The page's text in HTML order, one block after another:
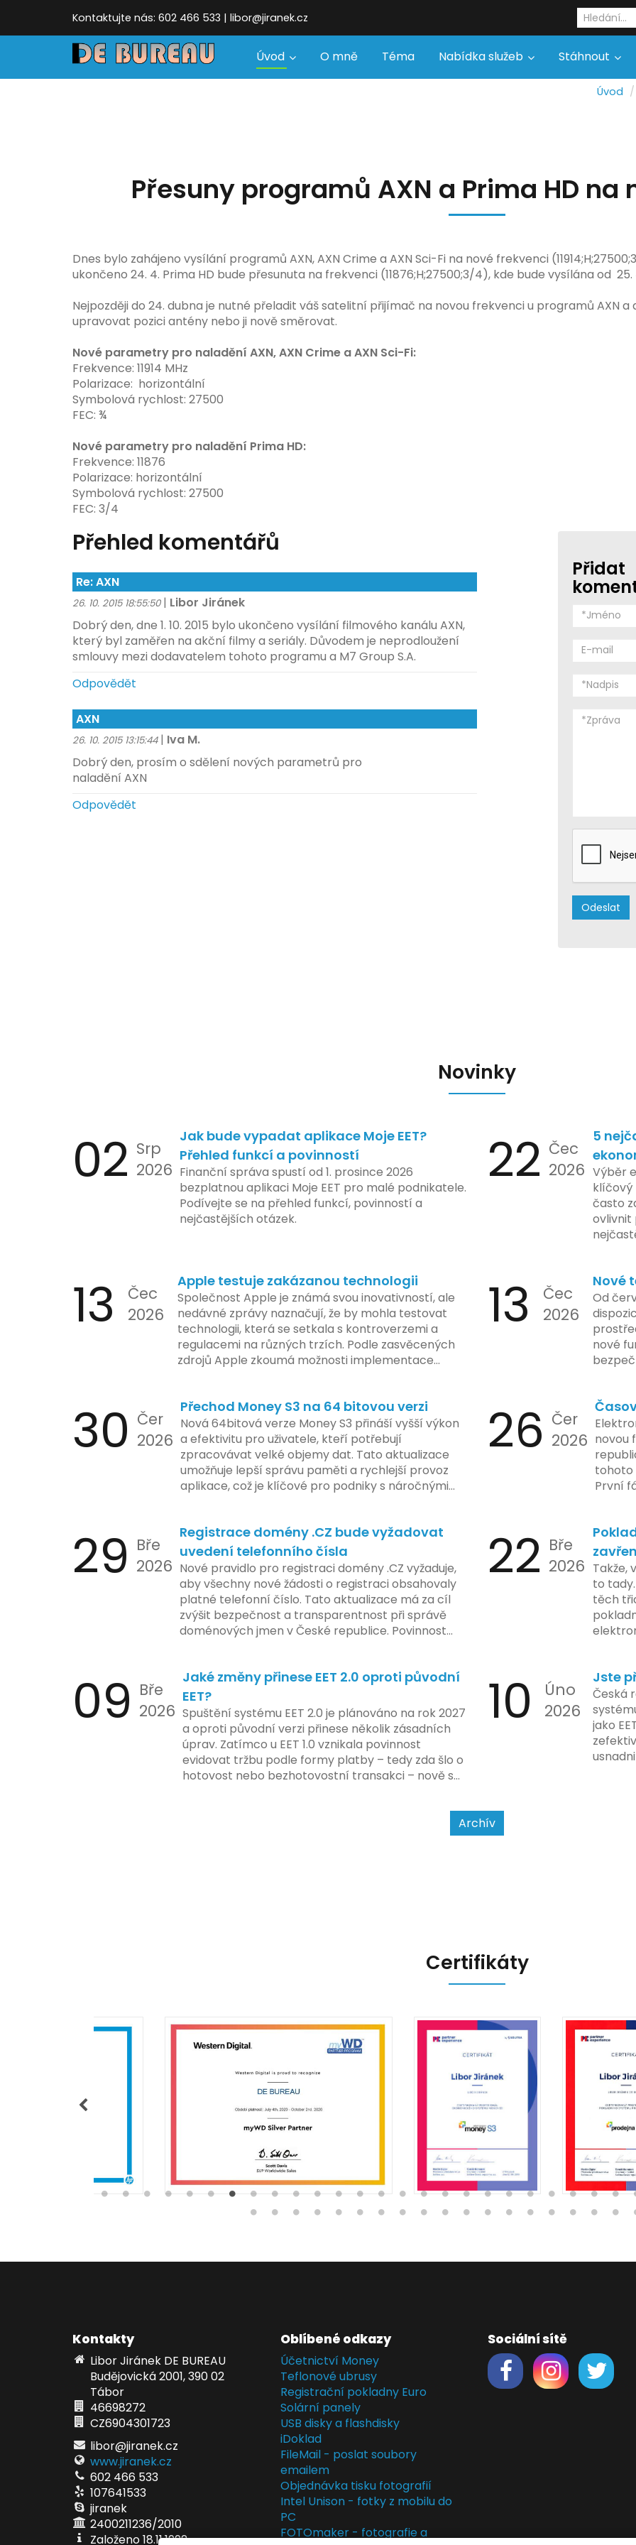
Kontaktujte nás: 602 466 533 | libor@jiranek.cz
Úvod O mně Téma Nabídka služeb Stáhnout
Úvod
Přesuny programů AXN a Prima HD na
Dnes bylo zahájeno vysílání programů AXN, AXN Crime a AXN Sci-Fi na nové frekvenci
ukončeno 24. 4. Prima HD bude přesunuta na frekvenci (11876;H;27500;3/4), kde bude vysílána od
Nejpozději do 24. dubna je nutné přeladit váš satelitní přijímač na novou frekvenci u programů AXN a
upravovat pozici antény nebo ji nově směrovat.
Nové parametry pro naladění AXN, AXN Crime a AXN Sci-Fi:
Frekvence: 11914 MHz
Polarizace: horizontální
Symbolová rychlost: 27500
FEC: ¾
Nové parametry pro naladění Prima HD:
Frekvence: 11876
Polarizace: horizontální
Symbolová rychlost: 27500
FEC: 3/4
Přidat
Přehled komentářů
Re: AXN
26. 10. 2015 18:55:50 | Libor Jiránek
Dobrý den, dne 1. 10. 2015 bylo ukončeno vysílání filmového kanálu AXN,
který byl zaměřen na akční filmy a seriály. Důvodem je neprodloužení
smlouvy mezi dodavatelem tohoto programu a M7 Group S.A.
Odpovědět
AXN
26. 10. 2015 13:15:44 | Iva M.
Dobrý den, prosím o sdělení nových parametrů pro
naladění AXN
Odpovědět
Novinky
02 Srp
2026
Jak bude vypadat aplikace Moje EET?
Přehled funkcí a povinností
Finanční správa spustí od 1. prosince 2026
bezplatnou aplikaci Moje EET pro malé podnikatele.
Podívejte se na přehled funkcí, povinností a
nejčastějších otázek.
22 Čec
2026
5
Výběr
klíčový
často
ovlivnit
13
Čec
2026
Apple testuje zakázanou technologii
Společnost Apple je známá svou inovativností, ale
nedávné zprávy naznačují, že by mohla testovat
technologii, která se setkala s kontroverzemi a
regulacemi na různých trzích. Podle zasvěcených
zdrojů Apple zkoumá možnosti implementace
se zaměřuje na pokročilé sledování uživatelských
aktivit, což vyvolalo obavy ohledně soukromí a
ochrany dat uživatelů. Zatímco Apple tvrdí, že
veškeré jejich inovace kladou důraz na bezpečnost
a ochranu spotřebitelů, regulační orgány různých
zemí jsou na pozoru a sledují vývoj celého případu
časové ose zavedení této technologie.
13
Čec
2026
Nové
Od
nové
30 Čer
2026
Přechod Money S3 na 64 bitovou verzi
Nová 64bitová verze Money S3 přináší vyšší výkon
a efektivitu pro uživatele, kteří potřebují
zpracovávat velké objemy dat. Tato aktualizace
umožňuje lepší správu paměti a rychlejší provoz
aplikace, což je klíčové pro podniky s náročnými
26 Čer
2026 novou
tohoto
První
rámci
na
na
firmy.
2024
do
29 Bře
2026
Registrace domény .CZ bude vyžadovat
uvedení telefonního čísla
Nové pravidlo pro registraci domény .CZ vyžaduje,
aby všechny nové žádosti o registraci obsahovaly
platné telefonní číslo. Tato aktualizace má za cíl
zvýšit bezpečnost a transparentnost při správě
doménových jmen v České republice. Povinnost
stávající majitele domén při aktualizaci jejich údajů.
22 Bře
2026 Takže,
to
těch
09 Bře
2026
Jaké změny přinese EET 2.0 oproti původní
EET?
Spuštění systému EET 2.0 je plánováno na rok 2027
a oproti původní verzi přinese několik zásadních
úprav. Zatímco u EET 1.0 vznikala povinnost
evidovat tržbu podle formy platby – tedy zda šlo o
hotovost nebo bezhotovostní transakci – nově se
10
Úno
2026
Jste
Česká
jako
Archív
Certifikáty
Kontakty
Libor Jiránek DE BUREAU
Budějovická 2001, 390 02
Tábor
46698272
CZ6904301723
libor@jiranek.cz
www.jiranek.cz
602 466 533
107641533
jiranek
2400211236/2010
Založeno 18.11.1992
Oblíbené odkazy
Účetnictví Money
Teflonové ubrusy
Registrační pokladny Euro
Solární panely
USB disky a flashdisky
iDoklad
FileMail - poslat soubory
emailem
Objednávka tisku fotografií
Intel Unison - fotky z mobilu do
PC
FOTOmaker - fotografie a
Sociální sítě